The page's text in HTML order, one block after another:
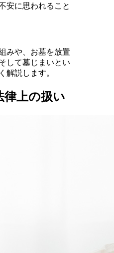
安に思われること
みや、お墓を放置
して墓じまいとい
解説します。
律上の扱い